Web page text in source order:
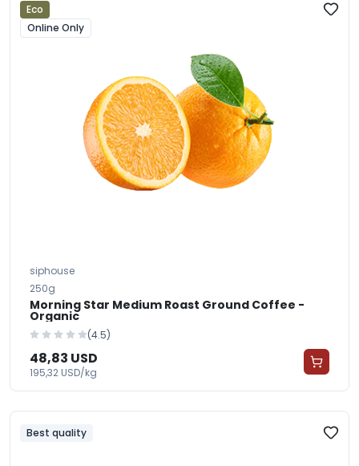
Eco
Online Only
siphouse
250g
Morning Star Medium Roast Ground Coffee -
Organic
(4.5)
48,83 USD
195,32 USD/kg
Best quality